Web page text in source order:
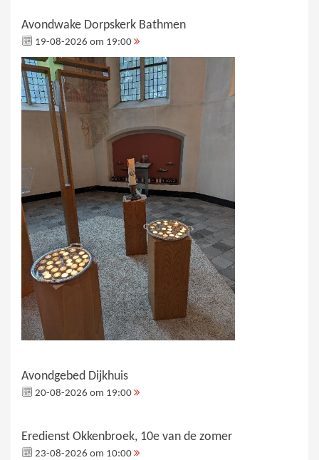
Avondwake Dorpskerk Bathmen
19-08-2026 om 19:00
Avondgebed Dijkhuis
20-08-2026 om 19:00
Eredienst Okkenbroek, 10e van de zomer
23-08-2026 om 10:00